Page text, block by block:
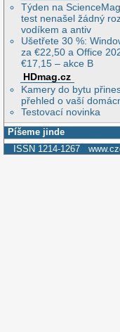
Týden na
test nenašel žádný
vodíkem a antiv
Ušetřete 30 %:
za €22,50 a Office
€17,15 – akce B
HDmag.cz
Kamery do bytu
přehled o vaší
Testovací novinka
Píšeme jinde
ISSN 1214-1267